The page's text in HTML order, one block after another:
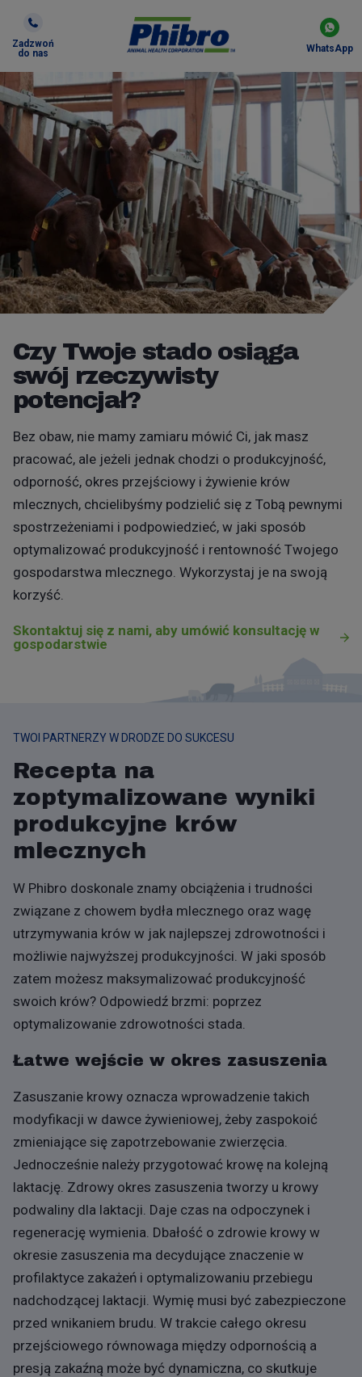
Zadzwoń
do nas
WhatsApp
Czy Twoje stado osiąga
swój rzeczywisty
potencjał?
Bez obaw, nie mamy zamiaru mówić Ci, jak masz
pracować, ale jeżeli jednak chodzi o produkcyjność,
odporność, okres przejściowy i żywienie krów
mlecznych, chcielibyśmy podzielić się z Tobą pewnymi
spostrzeżeniami i podpowiedzieć, w jaki sposób
optymalizować produkcyjność i rentowność Twojego
gospodarstwa mlecznego. Wykorzystaj je na swoją
korzyść.
Skontaktuj się z nami, aby umówić konsultację w
gospodarstwie
TWOI PARTNERZY W DRODZE DO SUKCESU
Recepta na
zoptymalizowane wyniki
produkcyjne krów
mlecznych
W Phibro doskonale znamy obciążenia i trudności
związane z chowem bydła mlecznego oraz wagę
utrzymywania krów w jak najlepszej zdrowotności i
możliwie najwyższej produkcyjności. W jaki sposób
zatem możesz maksymalizować produkcyjność
swoich krów? Odpowiedź brzmi: poprzez
optymalizowanie zdrowotności stada.
Łatwe wejście w okres zasuszenia
Zasuszanie krowy oznacza wprowadzenie takich
modyfikacji w dawce żywieniowej, żeby zaspokoić
zmieniające się zapotrzebowanie zwierzęcia.
Jednocześnie należy przygotować krowę na kolejną
laktację. Zdrowy okres zasuszenia tworzy u krowy
podwaliny dla laktacji. Daje czas na odpoczynek i
regenerację wymienia. Dbałość o zdrowie krowy w
okresie zasuszenia ma decydujące znaczenie w
profilaktyce zakażeń i optymalizowaniu przebiegu
nadchodzącej laktacji. Wymię musi być zabezpieczone
przed wnikaniem brudu. W trakcie całego okresu
przejściowego równowaga między odpornością a
presją zakaźną może być dynamiczna, co skutkuje